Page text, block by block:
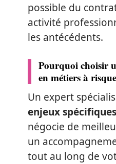
possible du
activité
les antécédents.
Pourquoi choisir
en métiers à
Un expert
enjeux spécifiques
négocie de
un
tout au long de